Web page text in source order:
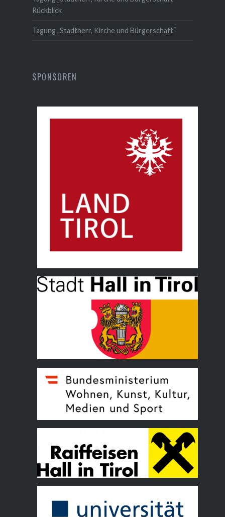
Rückblick
Tagung „Stadtherr, Kirche und Bürgerschaft“
SPONSOREN
Land Tirol